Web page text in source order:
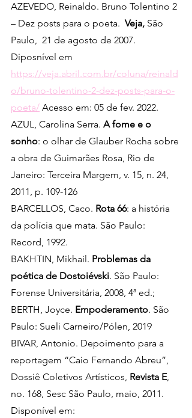
AZEVEDO, Reinaldo. Bruno Tolentino 2
– Dez posts para o poeta. Veja, São
Paulo,  21 de agosto de 2007.
Diposnível em
https://veja.abril.com.br/coluna/reinald
o/bruno-tolentino-2-dez-posts-para-o-
poeta/ Acesso em: 05 de fev. 2022.
AZUL, Carolina Serra. A fome e o
sonho: o olhar de Glauber Rocha sobre
a obra de Guimarães Rosa, Rio de
Janeiro: Terceira Margem, v. 15, n. 24,
2011, p. 109-126
BARCELLOS, Caco. Rota 66: a história
da polícia que mata. São Paulo:
Record, 1992.
BAKHTIN, Mikhail. Problemas da
poética de Dostoiévski. São Paulo:
Forense Universitária, 2008, 4ª ed.;
BERTH, Joyce. Empoderamento. São
Paulo: Sueli Carneiro/Pólen, 2019
BIVAR, Antonio. Depoimento para a
reportagem “Caio Fernando Abreu”,
Dossiê Coletivos Artísticos, Revista E,
no. 168, Sesc São Paulo, maio, 2011.
Disponível em: